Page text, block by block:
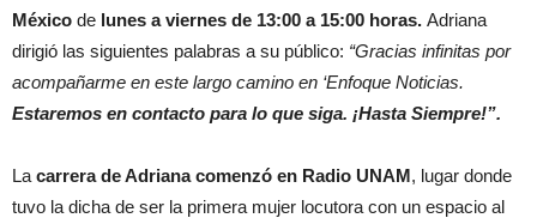
México de lunes a viernes de 13:00 a 15:00 horas. Adriana
dirigió las siguientes palabras a su público: “Gracias infinitas por
acompañarme en este largo camino en ‘Enfoque Noticias.
Estaremos en contacto para lo que siga. ¡Hasta Siempre!”.
La carrera de Adriana comenzó en Radio UNAM, lugar donde
tuvo la dicha de ser la primera mujer locutora con un espacio al